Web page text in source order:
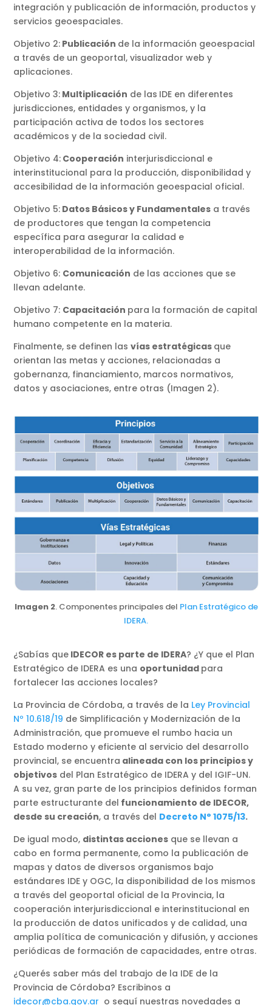
integración y publicación de información, productos y
servicios geoespaciales.
Objetivo 2: Publicación de la información geoespacial
a través de un geoportal, visualizador web y
aplicaciones.
Objetivo 3: Multiplicación de las IDE en diferentes
jurisdicciones, entidades y organismos, y la
participación activa de todos los sectores
académicos y de la sociedad civil.
Objetivo 4: Cooperación interjurisdiccional e
interinstitucional para la producción, disponibilidad y
accesibilidad de la información geoespacial oficial.
Objetivo 5: Datos Básicos y Fundamentales a través
de productores que tengan la competencia
específica para asegurar la calidad e
interoperabilidad de la información.
Objetivo 6: Comunicación de las acciones que se
llevan adelante.
Objetivo 7: Capacitación para la formación de capital
humano competente en la materia.
Finalmente, se definen lasvías estratégicas que
orientan las metas y acciones, relacionadas a
gobernanza, financiamiento, marcos normativos,
datos y asociaciones, entre otras (Imagen 2).
Imagen 2. Componentes principales del Plan Estratégico de
IDERA.
¿Sabías que IDECOR es parte de IDERA? ¿Y que el Plan
Estratégico de IDERA es una oportunidad para
fortalecer las acciones locales?
La Provincia de Córdoba, a través de la Ley Provincial
Nº 10.618/19 de Simplificación y Modernización de la
Administración, que promueve el rumbo hacia un
Estado moderno y eficiente al servicio del desarrollo
provincial, se encuentra alineada con los principios y
objetivos del Plan Estratégico de IDERA y del IGIF-UN.
A su vez, gran parte de los principios definidos forman
parte estructurante del funcionamiento de IDECOR,
desde su creación, a través del Decreto N° 1075/13.
De igual modo, distintas acciones que se llevan a
cabo en forma permanente, como la publicación de
mapas y datos de diversos organismos bajo
estándares IDE y OGC, la disponibilidad de los mismos
a través del geoportal oficial de la Provincia, la
cooperación interjurisdiccional e interinstitucional en
la producción de datos unificados y de calidad, una
amplia política de comunicación y difusión, y acciones
periódicas de formación de capacidades, entre otras.
¿Querés saber más del trabajo de la IDE de la
Provincia de Córdoba? Escribinos a
idecor@cba.gov.ar o seguí nuestras novedades a